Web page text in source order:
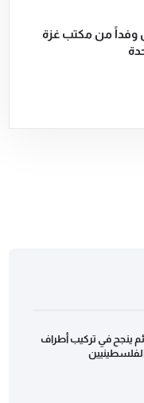
وفداً من مكتب غزة
ينجح في تركيب أطراف